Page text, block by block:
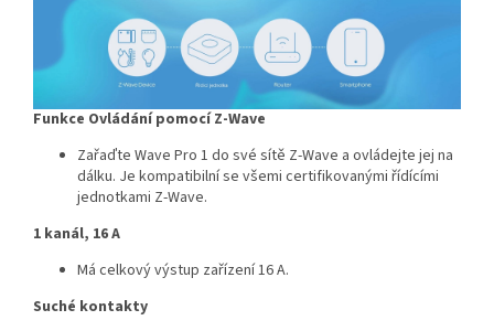
Funkce Ovládání pomocí Z-Wave
Zařaďte Wave Pro 1 do své sítě Z-Wave a ovládejte jej na
dálku. Je kompatibilní se všemi certifikovanými řídícími
jednotkami Z-Wave.
1 kanál, 16 A
Má celkový výstup zařízení 16 A.
Suché kontakty